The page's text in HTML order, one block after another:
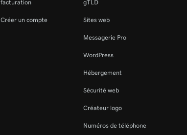
facturation
Créer un compte
gTLD
Sites web
Messagerie Pro
WordPress
Hébergement
Sécurité web
Créateur logo
Numéros de téléphone